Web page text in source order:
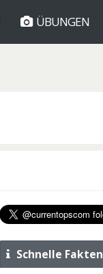
ÜBUNGEN
Schnelle Fakten